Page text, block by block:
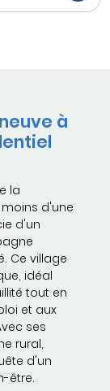
à
la
d'une
d'un
Ce village
idéal
tout en
et aux
ses
rural,
d'un
être.